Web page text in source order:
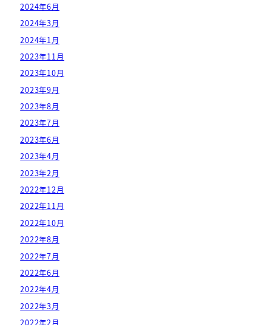
2024年6月
2024年3月
2024年1月
2023年11月
2023年10月
2023年9月
2023年8月
2023年7月
2023年6月
2023年4月
2023年2月
2022年12月
2022年11月
2022年10月
2022年8月
2022年7月
2022年6月
2022年4月
2022年3月
2022年2月